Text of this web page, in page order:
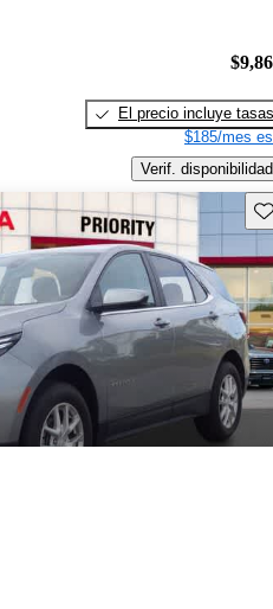
El precio incluye tasas
$185/mes
Verif. disponibilidad